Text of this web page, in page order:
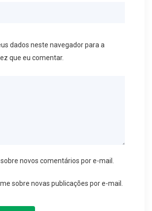
dados neste navegador para a
que eu comentar.
novos comentários por e-mail.
sobre novas publicações por e-mail.